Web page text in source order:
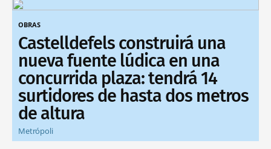
OBRAS
Castelldefels construirá una
nueva fuente lúdica en una
concurrida plaza: tendrá 14
surtidores de hasta dos metros
de altura
Metrópoli